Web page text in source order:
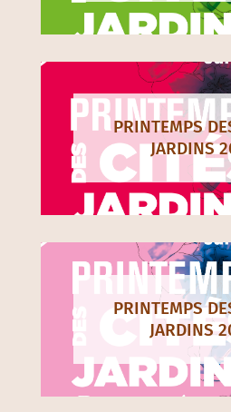
PRINTEMPS
JARDINS
PRINTEMPS
JARDINS